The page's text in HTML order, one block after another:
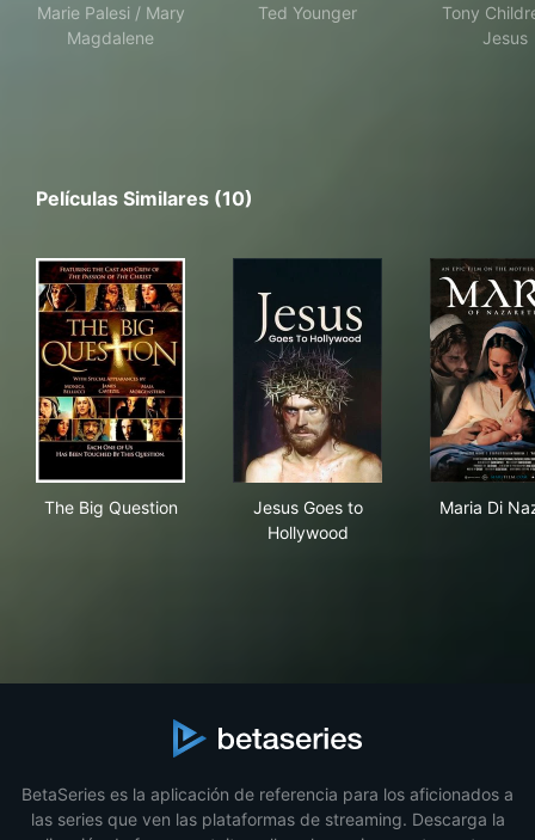
Marie Palesi / Mary
Magdalene
Ted Younger
Tony
Jesus
Películas Similares (10)
The Big Question
Jesus Goes to
Hollywood
Maria Di
BetaSeries es la aplicación de referencia para los aficionados a
las series que ven las plataformas de streaming. Descarga la